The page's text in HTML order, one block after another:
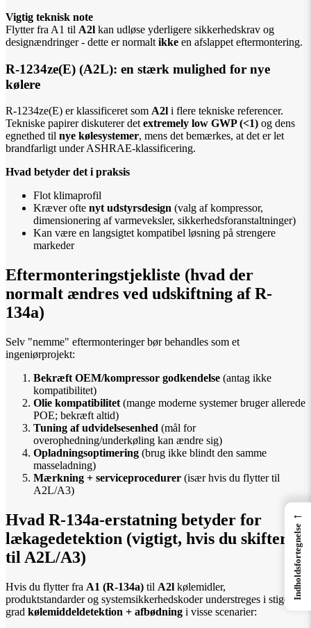
Vigtig teknisk note
Flytter fra A1 til A2l kan udløse yderligere sikkerhedskrav og
designændringer - dette er normalt ikke en afslappet eftermontering.
R-1234ze(E) (A2L): en stærk mulighed for nye
kølere
R-1234ze(E) er klassificeret som A2l i flere tekniske referencer.
Tekniske papirer diskuterer det extremely low GWP (<1) og dens
egnethed til nye kølesystemer, mens det bemærkes, at det er let
brandfarligt under ASHRAE-klassificering.
Hvad betyder det i praksis
Flot klimaprofil
Kræver ofte nyt udstyrsdesign (valg af kompressor,
dimensionering af varmeveksler, sikkerhedsforanstaltninger)
Kan være en langsigtet kompatibel løsning på strengere
markeder
Eftermonteringstjekliste (hvad der
normalt ændres ved udskiftning af R-
134a)
Selv "nemme" eftermonteringer bør behandles som et
ingeniørprojekt:
Bekræft OEM/kompressor godkendelse (antag ikke
kompatibilitet)
Olie kompatibilitet (mange moderne systemer bruger allerede
POE; bekræft altid)
Tuning af udvidelsesenhed (mål for
overophedning/underkøling kan ændre sig)
Opladningsoptimering (brug ikke blindt den samme
masseladning)
Mærkning + serviceprocedurer (især hvis du flytter til
A2L/A3)
Hvad R-134a-erstatning betyder for
lækagedetektion (vigtigt, hvis du skifter
til A2L/A3)
Hvis du flytter fra A1 (R-134a) til A2l kølemidler,
produktstandarder og systemsikkerhedskoder understreges i stigende
grad kølemiddeldetektion + afbødning i visse scenarier:
←
Indholdsfortegnelse